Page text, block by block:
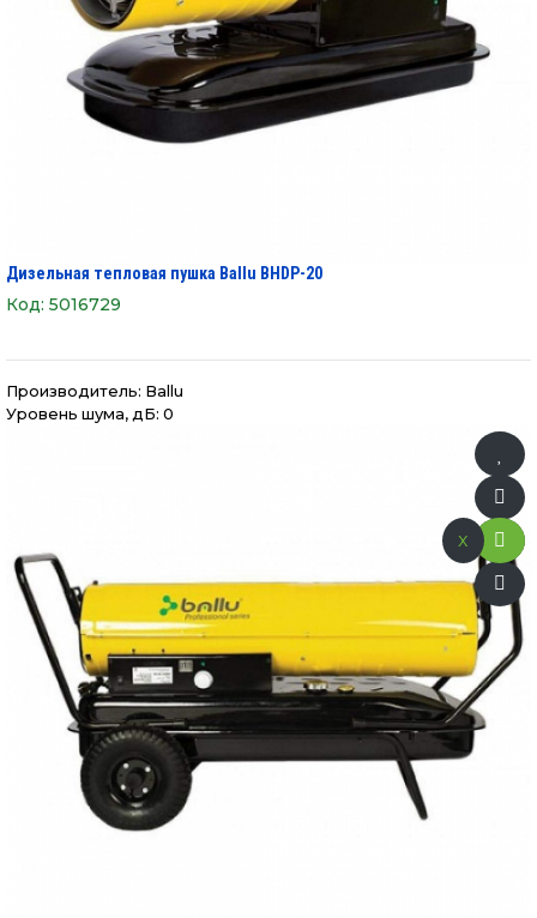
Дизельная тепловая пушка Ballu BHDP-20
Код: 5016729
Производитель: Ballu
Уровень шума, дБ: 0
x